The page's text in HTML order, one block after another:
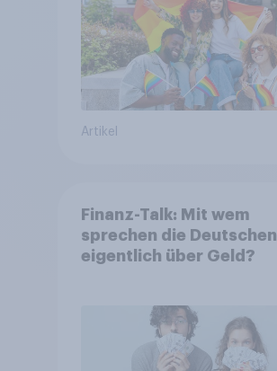
Artikel
Finanz-Talk: Mit wem
sprechen die Deutschen
eigentlich über Geld?